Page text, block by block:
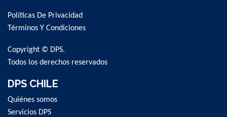
Our
Newsletter:
Políticas De Privacidad
Términos Y Condiciones
Copyright © DPS.
Todos los derechos reservados
DPS CHILE
Quiénes somos
Servicios DPS